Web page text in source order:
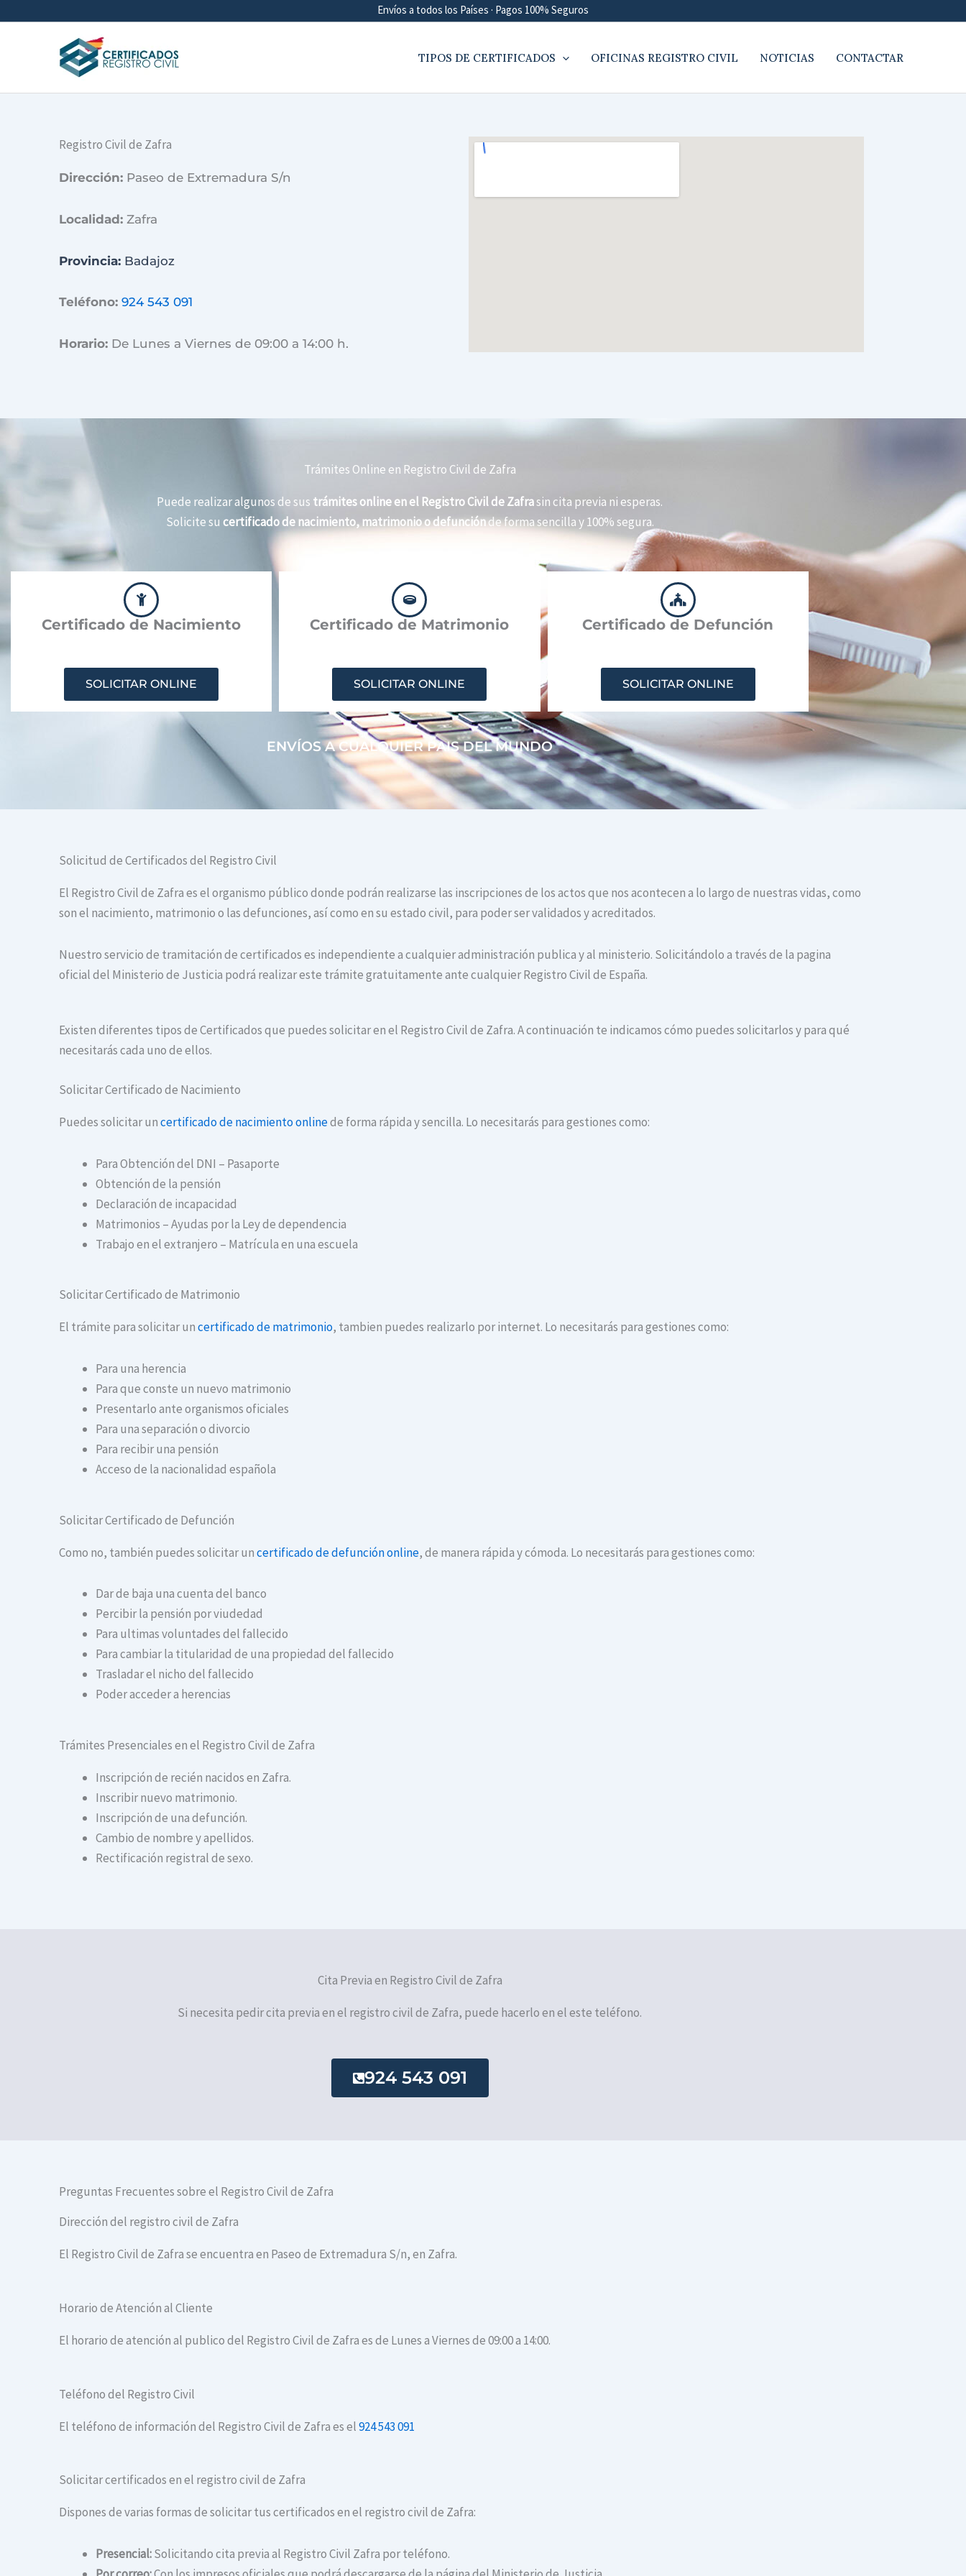
Envíos a todos los Países · Pagos 100% Seguros
TIPOS DE CERTIFICADOS OFICINAS REGISTRO CIVIL NOTICIAS CONTACTAR
Registro Civil de Zafra
Dirección: Paseo de Extremadura S/n
Localidad: Zafra
Provincia: Badajoz
Teléfono: 924 543 091
Horario: De Lunes a Viernes de 09:00 a 14:00 h.
Trámites Online en Registro Civil de Zafra
Puede realizar algunos de sus trámites online en el Registro Civil de Zafrasin cita previa ni esperas.
Solicite su certificado de nacimiento, matrimonio o defunciónde forma sencilla y 100% segura.
Certificado de Nacimiento
SOLICITAR ONLINE
Certificado de Matrimonio
SOLICITAR ONLINE
Certificado de Defunción
SOLICITAR ONLINE
ENVÍOS A CUALQUIER PAIS DEL MUNDO
Solicitud de Certificados del Registro Civil
El Registro Civil de Zafra es el organismo público donde podrán realizarse las inscripciones de los actos que nos acontecen a lo largo de nuestras vidas, como
son el nacimiento, matrimonio o las defunciones, así como en su estado civil, para poder ser validados y acreditados.
Nuestro servicio de tramitación de certificados es independiente a cualquier administración publica y al ministerio. Solicitándolo a través de la pagina
oficial del Ministerio de Justicia podrá realizar este trámite gratuitamente ante cualquier Registro Civil de España.
Existen diferentes tipos de Certificados que puedes solicitar en el Registro Civil de Zafra. A continuación te indicamos cómo puedes solicitarlos y para qué
necesitarás cada uno de ellos.
Solicitar Certificado de Nacimiento
Puedes solicitar uncertificado de nacimiento onlinede forma rápida y sencilla. Lo necesitarás para gestiones como:
Para Obtención del DNI – Pasaporte
Obtención de la pensión
Declaración de incapacidad
Matrimonios – Ayudas por la Ley de dependencia
Trabajo en el extranjero – Matrícula en una escuela
Solicitar Certificado de Matrimonio
El trámite para solicitar uncertificado de matrimonio, tambien puedes realizarlo por internet. Lo necesitarás para gestiones como:
Para una herencia
Para que conste un nuevo matrimonio
Presentarlo ante organismos oficiales
Para una separación o divorcio
Para recibir una pensión
Acceso de la nacionalidad española
Solicitar Certificado de Defunción
Como no, también puedes solicitar uncertificado de defunción online, de manera rápida y cómoda. Lo necesitarás para gestiones como:
Dar de baja una cuenta del banco
Percibir la pensión por viudedad
Para ultimas voluntades del fallecido
Para cambiar la titularidad de una propiedad del fallecido
Trasladar el nicho del fallecido
Poder acceder a herencias
Trámites Presenciales en el Registro Civil de Zafra
Inscripción de recién nacidos en Zafra.
Inscribir nuevo matrimonio.
Inscripción de una defunción.
Cambio de nombre y apellidos.
Rectificación registral de sexo.
Cita Previa en Registro Civil de Zafra
Si necesita pedir cita previa en el registro civil de Zafra, puede hacerlo en el este teléfono.
924 543 091
Preguntas Frecuentes sobre el Registro Civil de Zafra
Dirección del registro civil de Zafra
El Registro Civil de Zafra se encuentra en Paseo de Extremadura S/n, en Zafra.
Horario de Atención al Cliente
El horario de atención al publico del Registro Civil de Zafra es de Lunes a Viernes de 09:00 a 14:00.
Teléfono del Registro Civil
El teléfono de información del Registro Civil de Zafra es el924 543 091
Solicitar certificados en el registro civil de Zafra
Dispones de varias formas de solicitar tus certificados en el registro civil de Zafra:
Presencial:Solicitando cita previa al Registro Civil Zafra por teléfono.